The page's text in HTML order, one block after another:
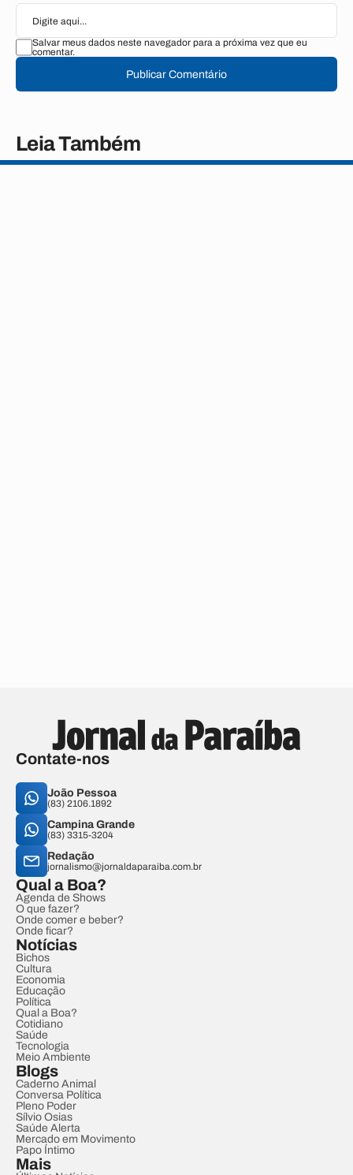
Salvar meus dados neste navegador para a próxima vez que eu
comentar.
Publicar Comentário
Leia Também
Contate-nos
João Pessoa
(83) 2106.1892
Campina Grande
(83) 3315-3204
Redação
jornalismo@jornaldaparaiba.com.br
Qual a Boa?
Agenda de Shows
O que fazer?
Onde comer e beber?
Onde ficar?
Notícias
Bichos
Cultura
Economia
Educação
Política
Qual a Boa?
Cotidiano
Saúde
Tecnologia
Meio Ambiente
Blogs
Caderno Animal
Conversa Política
Pleno Poder
Sílvio Osias
Saúde Alerta
Mercado em Movimento
Papo Íntimo
Mais